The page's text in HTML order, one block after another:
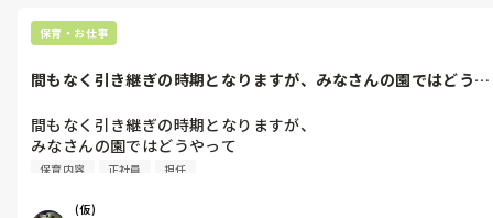
というイメージです。
保育・お仕事
間もなく引き継ぎの時期となりますが、みなさんの園ではどうや
間もなく引き継ぎの時期となりますが、
みなさんの園ではどうやって
引き継ぎを行っていますか？
保育内容 正社員 担任
(仮)